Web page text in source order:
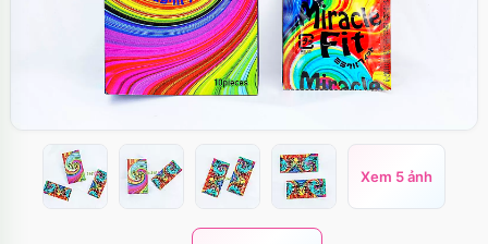
Xem 5 ảnh